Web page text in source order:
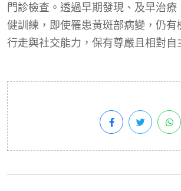
門診檢查。透過早期發現、及早治療
健訓練，即使罹患黃斑部病變，仍有
行走與社交能力，保有尊嚴且相對自